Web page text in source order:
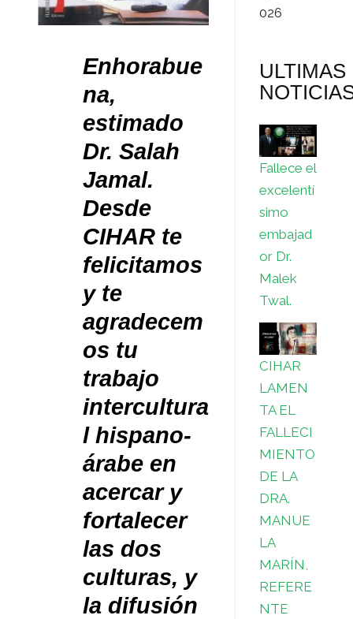
Enhorabue
na,
estimado
Dr. Salah
Jamal.
Desde
CIHAR te
felicitamos
y te
agradecem
os tu
trabajo
intercultura
l hispano-
árabe en
acercar y
fortalecer
las dos
culturas, y
la difusión
026
ULTIMAS
Fallece el
excelentí
simo
embajad
or Dr.
Malek
Twal.
CIHAR
LAMEN
TA EL
FALLECI
MIENTO
DE LA
DRA.
MANUE
LA
MARÍN,
REFERE
NTE